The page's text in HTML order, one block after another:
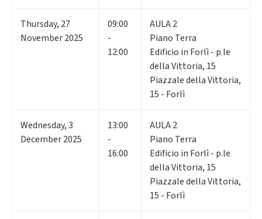
Thursday, 27
November 2025
09:00
-
12:00
AULA 2
Piano Terra
Edificio in Forlì - p.le
della Vittoria, 15
Piazzale della Vittoria,
15 - Forlì
Wednesday,3
December 2025
13:00
-
16:00
AULA 2
Piano Terra
Edificio in Forlì - p.le
della Vittoria, 15
Piazzale della Vittoria,
15 - Forlì